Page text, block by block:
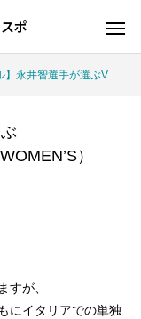
ポ
ぶVNL注目選手＆注目対戦カード（WOMEN’S）
）
すが、
にイタリアでの単独